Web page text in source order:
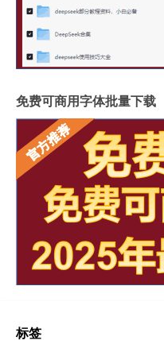
免费可商用字体批量下载
标签